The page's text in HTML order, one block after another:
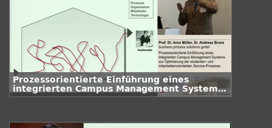
Prozessorientierte Einführung eines
integrierten Campus Management Systems
zur Optimierung der studenten- und